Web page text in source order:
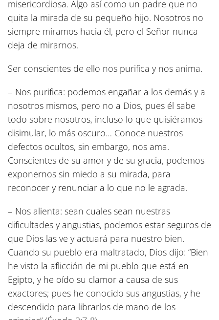
misericordiosa. Algo así como un padre que no
quita la mirada de su pequeño hijo. Nosotros no
siempre miramos hacia él, pero el Señor nunca
deja de mirarnos.
Ser conscientes de ello nos purifica y nos anima.
– Nos purifica: podemos engañar a los demás y a
nosotros mismos, pero no a Dios, pues él sabe
todo sobre nosotros, incluso lo que quisiéramos
disimular, lo más oscuro… Conoce nuestros
defectos ocultos, sin embargo, nos ama.
Conscientes de su amor y de su gracia, podemos
exponernos sin miedo a su mirada, para
reconocer y renunciar a lo que no le agrada.
– Nos alienta: sean cuales sean nuestras
dificultades y angustias, podemos estar seguros de
que Dios las ve y actuará para nuestro bien.
Cuando su pueblo era maltratado, Dios dijo: “Bien
he visto la aflicción de mi pueblo que está en
Egipto, y he oído su clamor a causa de sus
exactores; pues he conocido sus angustias, y he
descendido para librarlos de mano de los